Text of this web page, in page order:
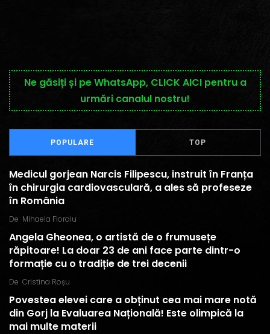
Ne găsiți și pe WhatsApp, CLICK AICI pentru a
urmări canalul nostru!
POPULARE TOP
Medicul gorjean Narcis Filipescu, instruit în Franța
în chirurgia cardiovasculară, a ales să profeseze
în România
De Mihaela Floroiu
Angela Gheonea, o artistă de o frumusețe
răpitoare! La doar 23 de ani face parte dintr-o
formație cu o tradiție de trei decenii
De Cristina Roșu
Povestea elevei care a obținut cea mai mare notă
din Gorj la Evaluarea Națională! Este olimpică la
mai multe materii